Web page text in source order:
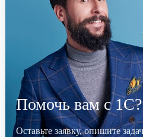
Помочь вам с 1С?
Оставьте заявку, опишите